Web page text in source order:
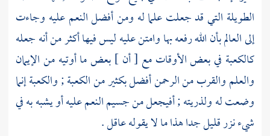
الطويلة التي قد جعلت علما له ومن أفضل النعم عليه وجاءت
إلى العالم بأن الله رفعه بها وامتن عليه ليس فيها أكثر من أنه جعله
كالكعبة في بعض الأوقات مع [ أن ] بعض ما أوتيه من الإيمان
والعلم والقرب من الرحمن أفضل بكثير منالكعبة;والكعبةإنما
وضعت له ولذريته ; أفيجعل من جسيم النعم عليه أو يشبه به في
شيء نزر قليل جدا هذا ما لا يقوله عاقل .